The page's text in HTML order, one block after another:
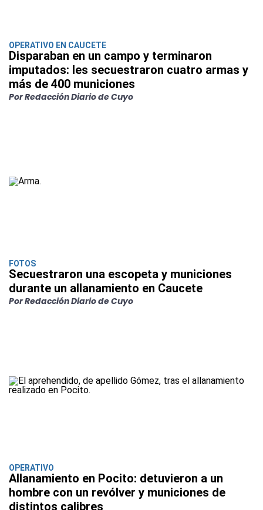
OPERATIVO EN CAUCETE
Disparaban en un campo y terminaron
imputados: les secuestraron cuatro armas y
más de 400 municiones
Por Redacción Diario de Cuyo
FOTOS
Secuestraron una escopeta y municiones
durante un allanamiento en Caucete
Por Redacción Diario de Cuyo
OPERATIVO
Allanamiento en Pocito: detuvieron a un
hombre con un revólver y municiones de
distintos calibres